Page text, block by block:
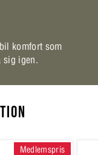
komfort som
sig igen.
Medlemspris